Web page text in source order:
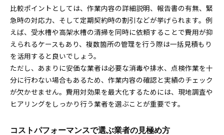
比較ポイントとしては、作業内容の詳細説明、報告書の有無、緊
急時の対応力、そして定期契約時の割引などが挙げられます。例
えば、受水槽や高架水槽の清掃を同時に依頼することで費用が抑
えられるケースもあり、複数箇所の管理を行う際は一括見積もり
を活用すると良いでしょう。
ただし、あまりに安価な業者は必要な消毒や排水、点検作業を十
分に行わない場合もあるため、作業内容の確認と実績のチェック
が欠かせません。費用対効果を最大化するためには、現地調査や
ヒアリングをしっかり行う業者を選ぶことが重要です。
コストパフォーマンスで選ぶ業者の見極め方